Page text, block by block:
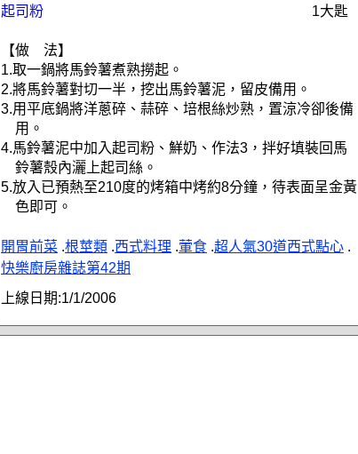
起司粉
1大匙
【做 法】
1.取一鍋將馬鈴薯煮熟撈起。
2.將馬鈴薯對切一半，挖出馬鈴薯泥，留皮備用。
3.用平底鍋將洋蔥碎、蒜碎、培根絲炒熟，置涼冷卻後備
用。
4.馬鈴薯泥中加入起司粉、鮮奶、作法3，拌好填裝回馬
鈴薯殼內灑上起司絲。
5.放入已預熱至210度的烤箱中烤約8分鐘，待表面呈金黃
色即可。
開胃前菜 .根莖類 .西式料理 .葷食 .超人氣30道西式點心 .
快樂廚房雜誌第42期
上線日期:1/1/2006